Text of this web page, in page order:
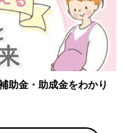
助金・助成金をわかり